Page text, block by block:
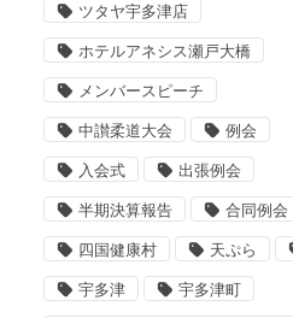
ツタヤ宇多津店
ホテルアネシス瀬戸大橋
メンバースピーチ
中讃柔道大会 例会
入会式 出張例会
半期決算報告 合同例会
四国健康村 天ぷら
宇多津 宇多津町